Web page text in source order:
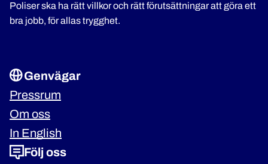
Poliser ska ha rätt villkor och rätt förutsättningar att göra ett
bra jobb, för allas trygghet.
Genvägar
Pressrum
Om oss
In English
Följ oss